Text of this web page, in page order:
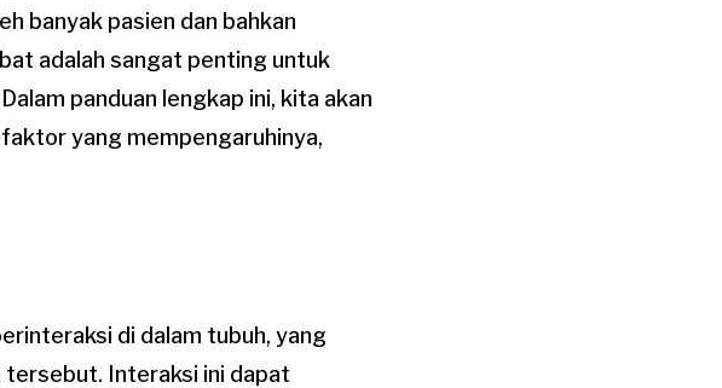
banyak pasien dan bahkan
adalah sangat penting untuk
panduan lengkap ini, kita akan
yang mempengaruhinya,
di dalam tubuh, yang
tersebut. Interaksi ini dapat